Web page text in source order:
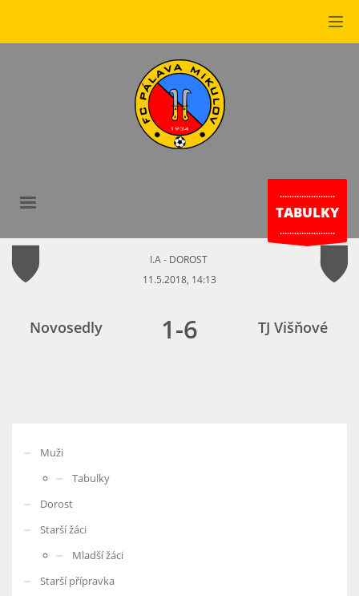
.......................
TABULKY
.......................
I.A - DOROST
11.5.2018, 14:13
Novosedly 1-6 TJ Višňové
Muži
Tabulky
Dorost
Starší žáci
Mladší žáci
Starší přípravka